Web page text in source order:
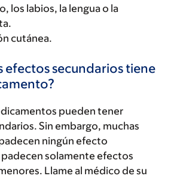
los labios, la lengua o la
cutánea.
efectos secundarios tiene
pueden tener
Sin embargo, muchas
ningún efecto
solamente efectos
Llame al médico de su